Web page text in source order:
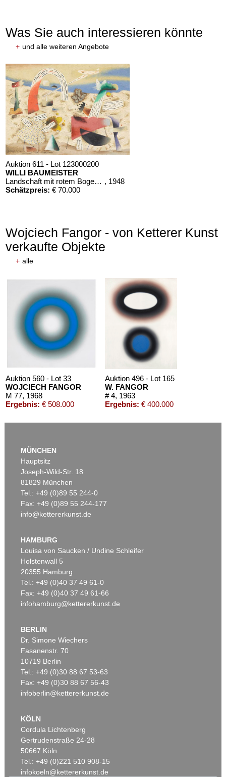
Was Sie auch interessieren könnte
+ und alle weiteren Angebote
Auktion 611 - Lot 123000200
WILLI BAUMEISTER
Landschaft mit rotem Bogen (Sommerfest) , 1948
Schätzpreis: € 70.000
Auktion 610 - Lot 126000130
VICTOR VASARELY
Mappe Vasarely, Texte Otto Hahn
Schätzpreis:
€ 4.000
Wojciech Fangor - von Ketterer Kunst
verkaufte Objekte
+ alle
Auktion 560 - Lot 33
WOJCIECH FANGOR
M 77, 1968
Ergebnis: € 508.000
Auktion 496 - Lot 165
W. FANGOR
# 4, 1963
Ergebnis: € 400.000
Auktion 470 - Lot 869
Ergebnis:€ 200.000
MÜNCHEN
Hauptsitz
Joseph-Wild-Str. 18
81829 München
Tel.: +49 (0)89 55 244-0
Fax: +49 (0)89 55 244-177
info@kettererkunst.de
HAMBURG
Louisa von Saucken / Undine Schleifer
Holstenwall 5
20355 Hamburg
Tel.: +49 (0)40 37 49 61-0
Fax: +49 (0)40 37 49 61-66
infohamburg@kettererkunst.de
BERLIN
Dr. Simone Wiechers
Fasanenstr. 70
10719 Berlin
Tel.: +49 (0)30 88 67 53-63
Fax: +49 (0)30 88 67 56-43
infoberlin@kettererkunst.de
KÖLN
Cordula Lichtenberg
Gertrudenstraße 24-28
50667 Köln
Tel.: +49 (0)221 510 908-15
infokoeln@kettererkunst.de